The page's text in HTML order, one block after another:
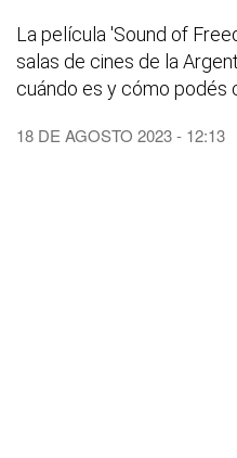
La película 'Sound of
salas de cines de la
cuándo es y cómo podés
18 DE AGOSTO 2023 - 12:13